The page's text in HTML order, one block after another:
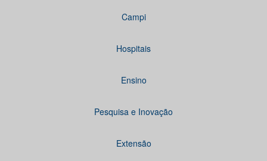
Campi
Hospitais
Ensino
Pesquisa e Inovação
Extensão